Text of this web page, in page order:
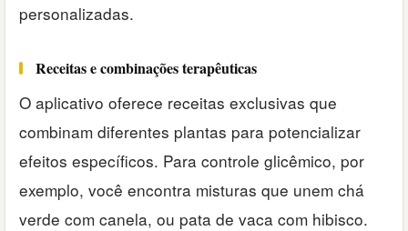
personalizadas.
Receitas e combinações terapêuticas
O aplicativo oferece receitas exclusivas que
combinam diferentes plantas para potencializar
efeitos específicos. Para controle glicêmico, por
exemplo, você encontra misturas que unem chá
verde com canela, ou pata de vaca com hibisco.